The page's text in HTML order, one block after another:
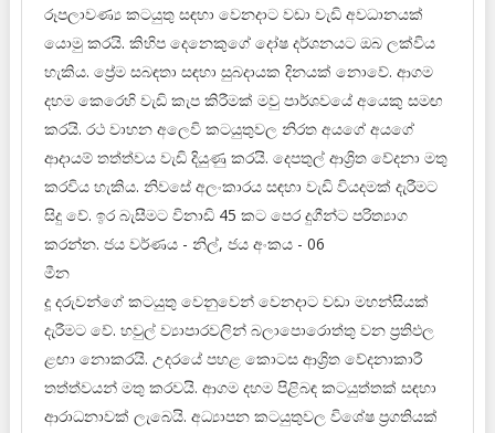
රූපලාවණ්‍ය කටයුතු සඳහා වෙනදාට වඩා වැඩි අවධානයක්
යොමු කරයි. කිහිප දෙනෙකුගේ දෝෂ දර්ශනයට ඔබ ලක්විය
හැකිය. ප්‍රේම සබඳතා සඳහා සුබදායක දිනයක් නොවේ. ආගම
දහම කෙරෙහි වැඩි කැප කිරීමක් මවු පාර්ශවයේ අයෙකු සමඟ
කරයි. රථ වාහන අලෙවි කටයුතුවල නිරත අයගේ අයගේ
ආදායම් තත්ත්වය වැඩි දියුණු කරයි. දෙපතුල් ආශ්‍රිත වේදනා මතු
කරවිය හැකිය. නිවසේ අලංකාරය සඳහා වැඩි වියදමක් දැරීමට
සිදු වේ. ඉර බැසීමට විනාඩි 45 කට පෙර දුගීන්ට පරිත්‍යාග
කරන්න. ජය වර්ණය - නිල්, ජය අංකය - 06
මීන
දූ දරුවන්ගේ කටයුතු වෙනුවෙන් වෙනදාට වඩා මහන්සියක්
දැරීමට වේ. හවුල් ව්‍යාපාරවලින් බලාපොරොත්තු වන ප්‍රතිඵල
ළඟා නොකරයි. උදරයේ පහළ කොටස ආශ්‍රිත වේදනාකාරී
තත්ත්වයන් මතු කරවයි. ආගම දහම පිළිබඳ කටයුත්තක් සඳහා
ආරාධනාවක් ලැබෙයි. අධ්‍යාපන කටයුතුවල විශේෂ ප්‍රගතියක්